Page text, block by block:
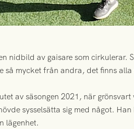
nidbild av gaisare som
så mycket från andra, det finns alla
av säsongen 2021, när
sysselsätta sig med något.
lägenhet.